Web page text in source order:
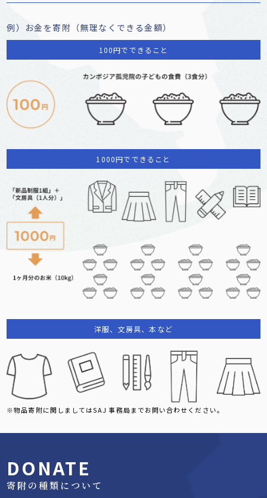
例）お金を寄附（無理なくできる金額）
100円でできること
1000円でできること
洋服、文房具、本など
※物品寄附に関しましてはSAJ 事務局までお問い合わせください。
DONATE
寄附の種類について